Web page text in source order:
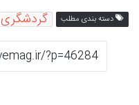
دسته بندی مطلب گردشگری